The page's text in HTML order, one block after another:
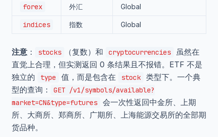
forex 外汇 Global
indices 指数 Global
注意 ： stocks （复数）和 cryptocurrencies
虽然在
直觉上合理，但实测返回 0 条结果且不报错。ETF 不是
独立的
type 值，而是包含在 stock
类型下。一个典
型的查询：
GET /v1/symbols/available?
market=CN&type=futures
会一次性返回中金所、上期
所、大商所、郑商所、广期所、上海能源交易所的全部期
货品种。